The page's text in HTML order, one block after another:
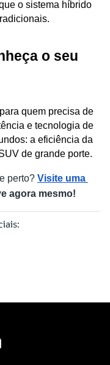
o sistema híbrido
o seu
quem precisa de
e tecnologia de
a eficiência da
de grande porte.
perto? Visite uma
agora mesmo!